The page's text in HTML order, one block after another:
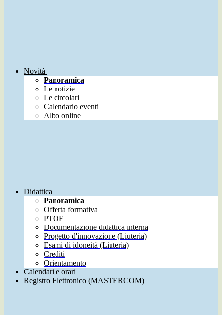
Novità
Panoramica
Le notizie
Le circolari
Calendario eventi
Albo online
Didattica
Panoramica
Offerta formativa
PTOF
Documentazione didattica interna
Progetto d'innovazione (Liuteria)
Esami di idoneità (Liuteria)
Crediti
Orientamento
Calendari e orari
Registro Elettronico (MASTERCOM)